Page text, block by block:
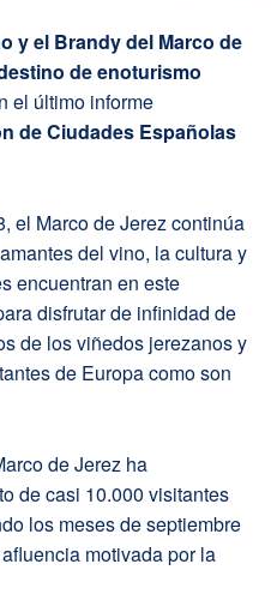
y el Brandy del Marco de
de enoturismo
el último informe
de Ciudades Españolas
el Marco de Jerez continúa
del vino, la cultura y
encuentran en este
disfrutar de infinidad de
de los viñedos jerezanos y
de Europa como son
de Jerez ha
de casi 10.000 visitantes
los meses de septiembre
motivada por la